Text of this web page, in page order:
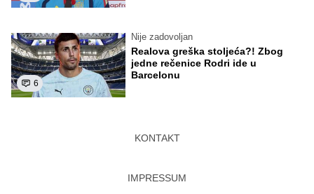
6
Nije zadovoljan
Realova greška stoljeća?! Zbog
jedne rečenice Rodri ide u
Barcelonu
KONTAKT
IMPRESSUM